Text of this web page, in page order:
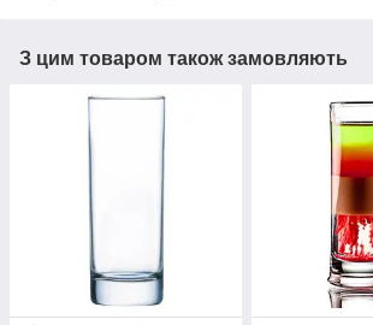
З цим товаром також замовляють